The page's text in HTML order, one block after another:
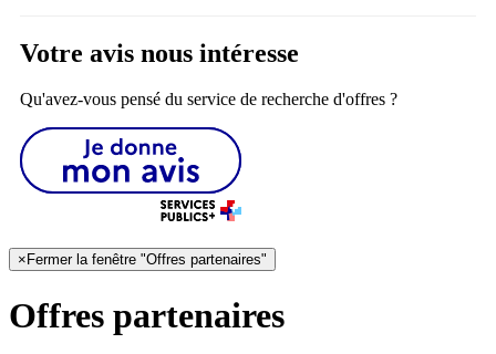
Votre avis nous intéresse
Qu'avez-vous pensé du service de recherche d'offres ?
× Fermer la fenêtre "Offres partenaires"
Offres partenaires